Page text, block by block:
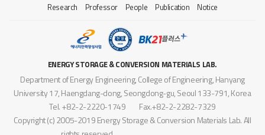
Research Professor People Publication Notice
ENERGY STORAGE & CONVERSION MATERIALS LAB.
Department of Energy Engineering, College of Engineering, Hanyang
University 17, Haengdang-dong, Seongdong-gu, Seoul 133-791, Korea
Tel. +82-2-2220-1749
Fax.+82-2-2282-7329
Copyright (c) 2005-2019 Energy Storage & Conversion Materials Lab. All